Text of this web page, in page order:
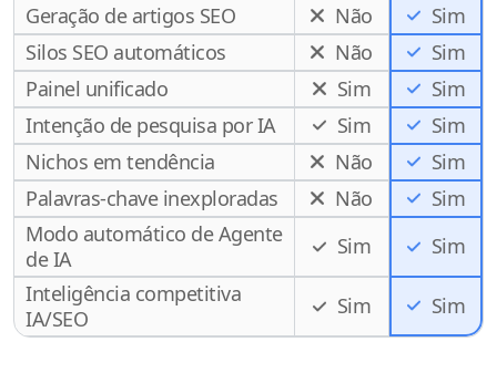
Geração de artigos SEO
Não
Sim
Silos SEO automáticos
Não
Sim
Painel unificado
Sim
Sim
Intenção de pesquisa por IA
Sim
Sim
Nichos em tendência
Não
Sim
Palavras-chave inexploradas
Não
Sim
Modo automático de Agente
de IA
Sim
Sim
Inteligência competitiva
IA/SEO
Sim Sim